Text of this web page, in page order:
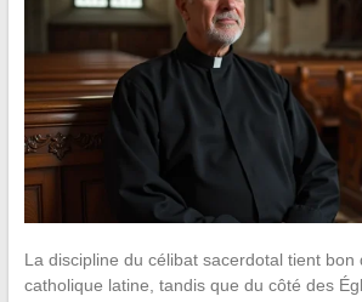
La discipline du célibat sacerdotal tient bon
catholique latine, tandis que du côté des